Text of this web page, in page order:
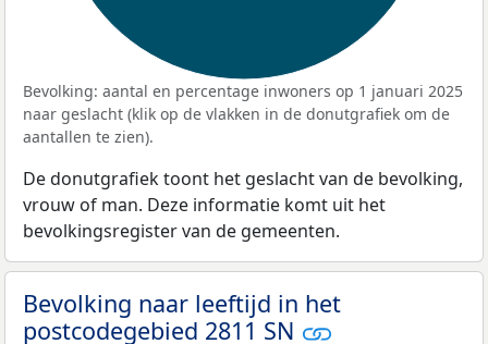
Bevolking: aantal en percentage inwoners op 1 januari 2025
naar geslacht (klik op de vlakken in de donutgrafiek om de
aantallen te zien).
De donutgrafiek toont het geslacht van de bevolking,
vrouw of man. Deze informatie komt uit het
bevolkingsregister van de gemeenten.
Bevolking naar leeftijd in het
postcodegebied 2811 SN